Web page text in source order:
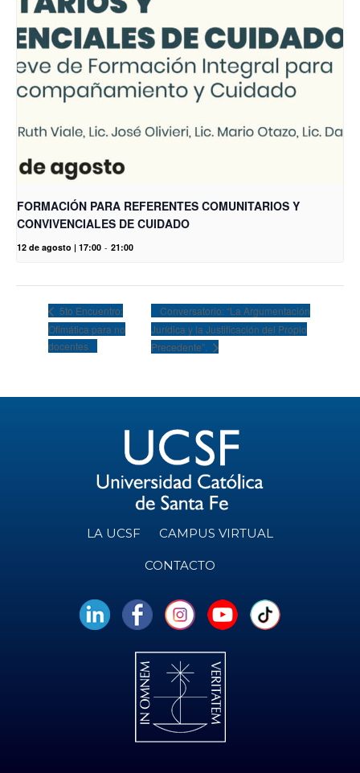
FORMACIÓN PARA REFERENTES COMUNITARIOS Y
CONVIVENCIALES DE CUIDADO
12 de agosto | 17:00 - 21:00
5to Encuentro:
Ofimática para no
docentes
Conversatorio: “La Argumentación
Jurídica y la Justificación del Propio
Precedente”.
LA UCSF CAMPUS VIRTUAL
CONTACTO